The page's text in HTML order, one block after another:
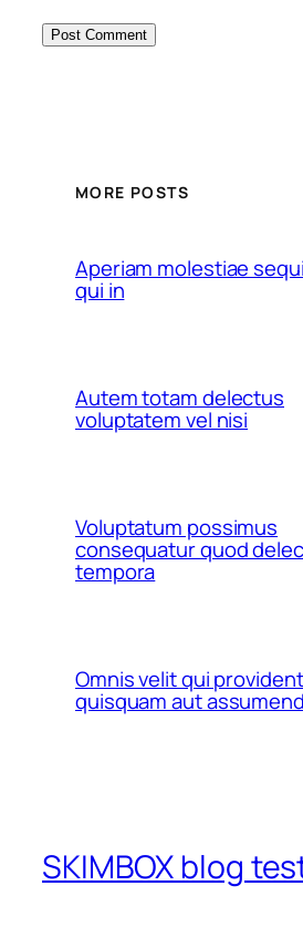
MORE POSTS
Aperiam molestiae sequi
qui in
Autem totam delectus
voluptatem vel nisi
Voluptatum possimus
consequatur quod
tempora
Omnis velit qui provident
quisquam aut
SKIMBOX blog